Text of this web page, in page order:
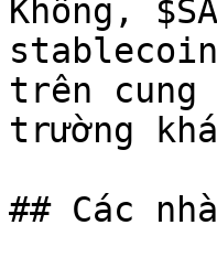
Không,
trên cung
trường
## Các